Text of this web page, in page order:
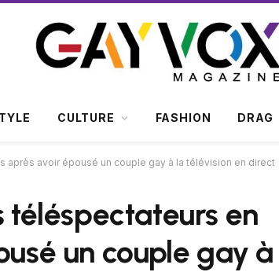
CULTURE FASHION DRAG
après avoir épousé un couple gay à la télévision en direct
téléspectateurs en
un couple gay